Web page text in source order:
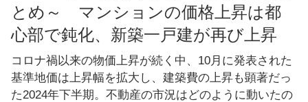
とめ～ マンションの価格上昇は都
心部で鈍化、新築一戸建が再び上昇
コロナ禍以来の物価上昇が続く中、10月に発表された
基準地価は上昇幅を拡大し、建築費の上昇も顕著だっ
た2024年下半期。不動産の市況はどのように動いたの